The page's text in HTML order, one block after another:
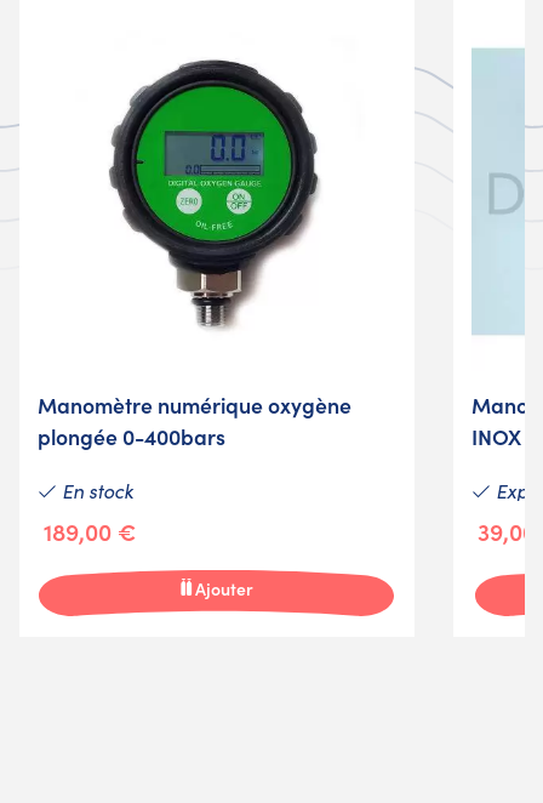
Manomètre numérique oxygène
plongée 0-400bars
En stock
189,00 €
Ajouter
INOX